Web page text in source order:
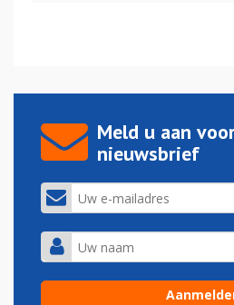
Meld u aan
nieuwsbrief